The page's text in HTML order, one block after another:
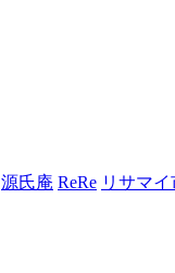
源氏庵 ReRe リサマ